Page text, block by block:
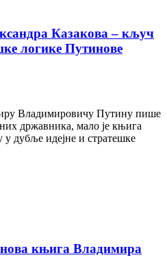
Казакова – кључ
логике Путинове
Владимировичу Путину пише
државника, мало је књига
у дубље идејне и стратешке
књига Владимира